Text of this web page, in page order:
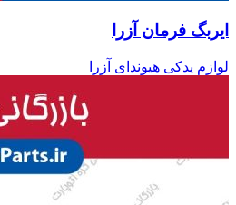
ایربگ فرمان آزرا
لوازم یدکی هیوندای آزرا